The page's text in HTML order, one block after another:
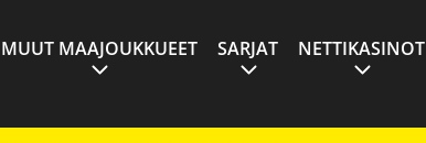
MUUT MAAJOUKKUEET SARJAT NETTIKASINOT